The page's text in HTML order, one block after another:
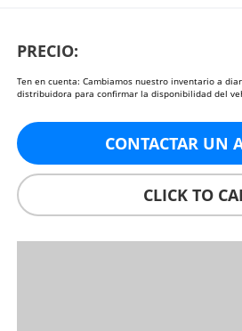
PRECIO:
Ten en cuenta: Cambiamos nuestro inventario a
distribuidora para confirmar la disponibilidad del
CONTACTAR UN
CLICK TO